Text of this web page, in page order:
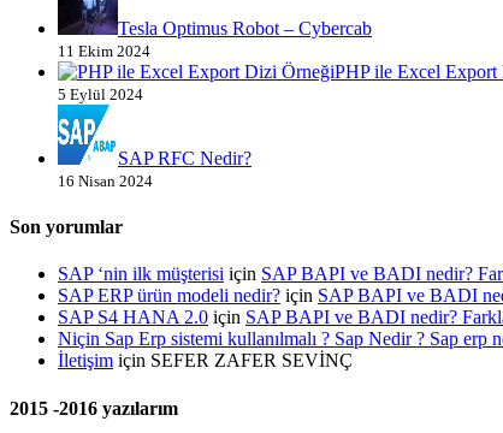
Tesla Optimus Robot – Cybercab
11 Ekim 2024
PHP ile Excel
5 Eylül 2024
SAP RFC Nedir?
16 Nisan 2024
Son yorumlar
SAP ‘nin ilk müşterisi için SAP BAPI ve BADI nedir?
SAP ERP ürün modeli nedir? için SAP BAPI ve BADI
SAP S4 HANA 2.0 için SAP BAPI ve BADI nedir?
Niçin Sap Erp sistemi kullanılmalı ? Sap Nedir ? Sap erp
İletişim için SEFER ZAFER SEVİNÇ
2015 -2016 yazılarım